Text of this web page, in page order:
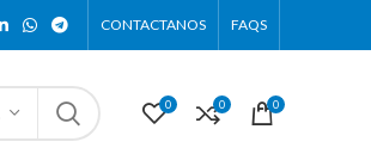
CONTACTANOS FAQS
0 0 0